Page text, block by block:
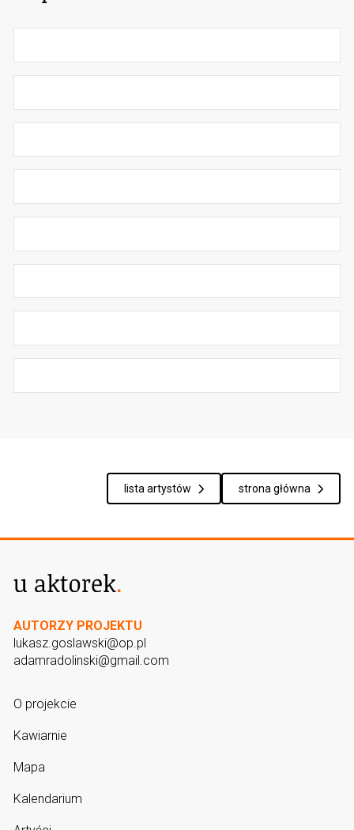
lista artystów strona główna
AUTORZY PROJEKTU
lukasz.goslawski@op.pl
adamradolinski@gmail.com
O projekcie
Kawiarnie
Mapa
Kalendarium